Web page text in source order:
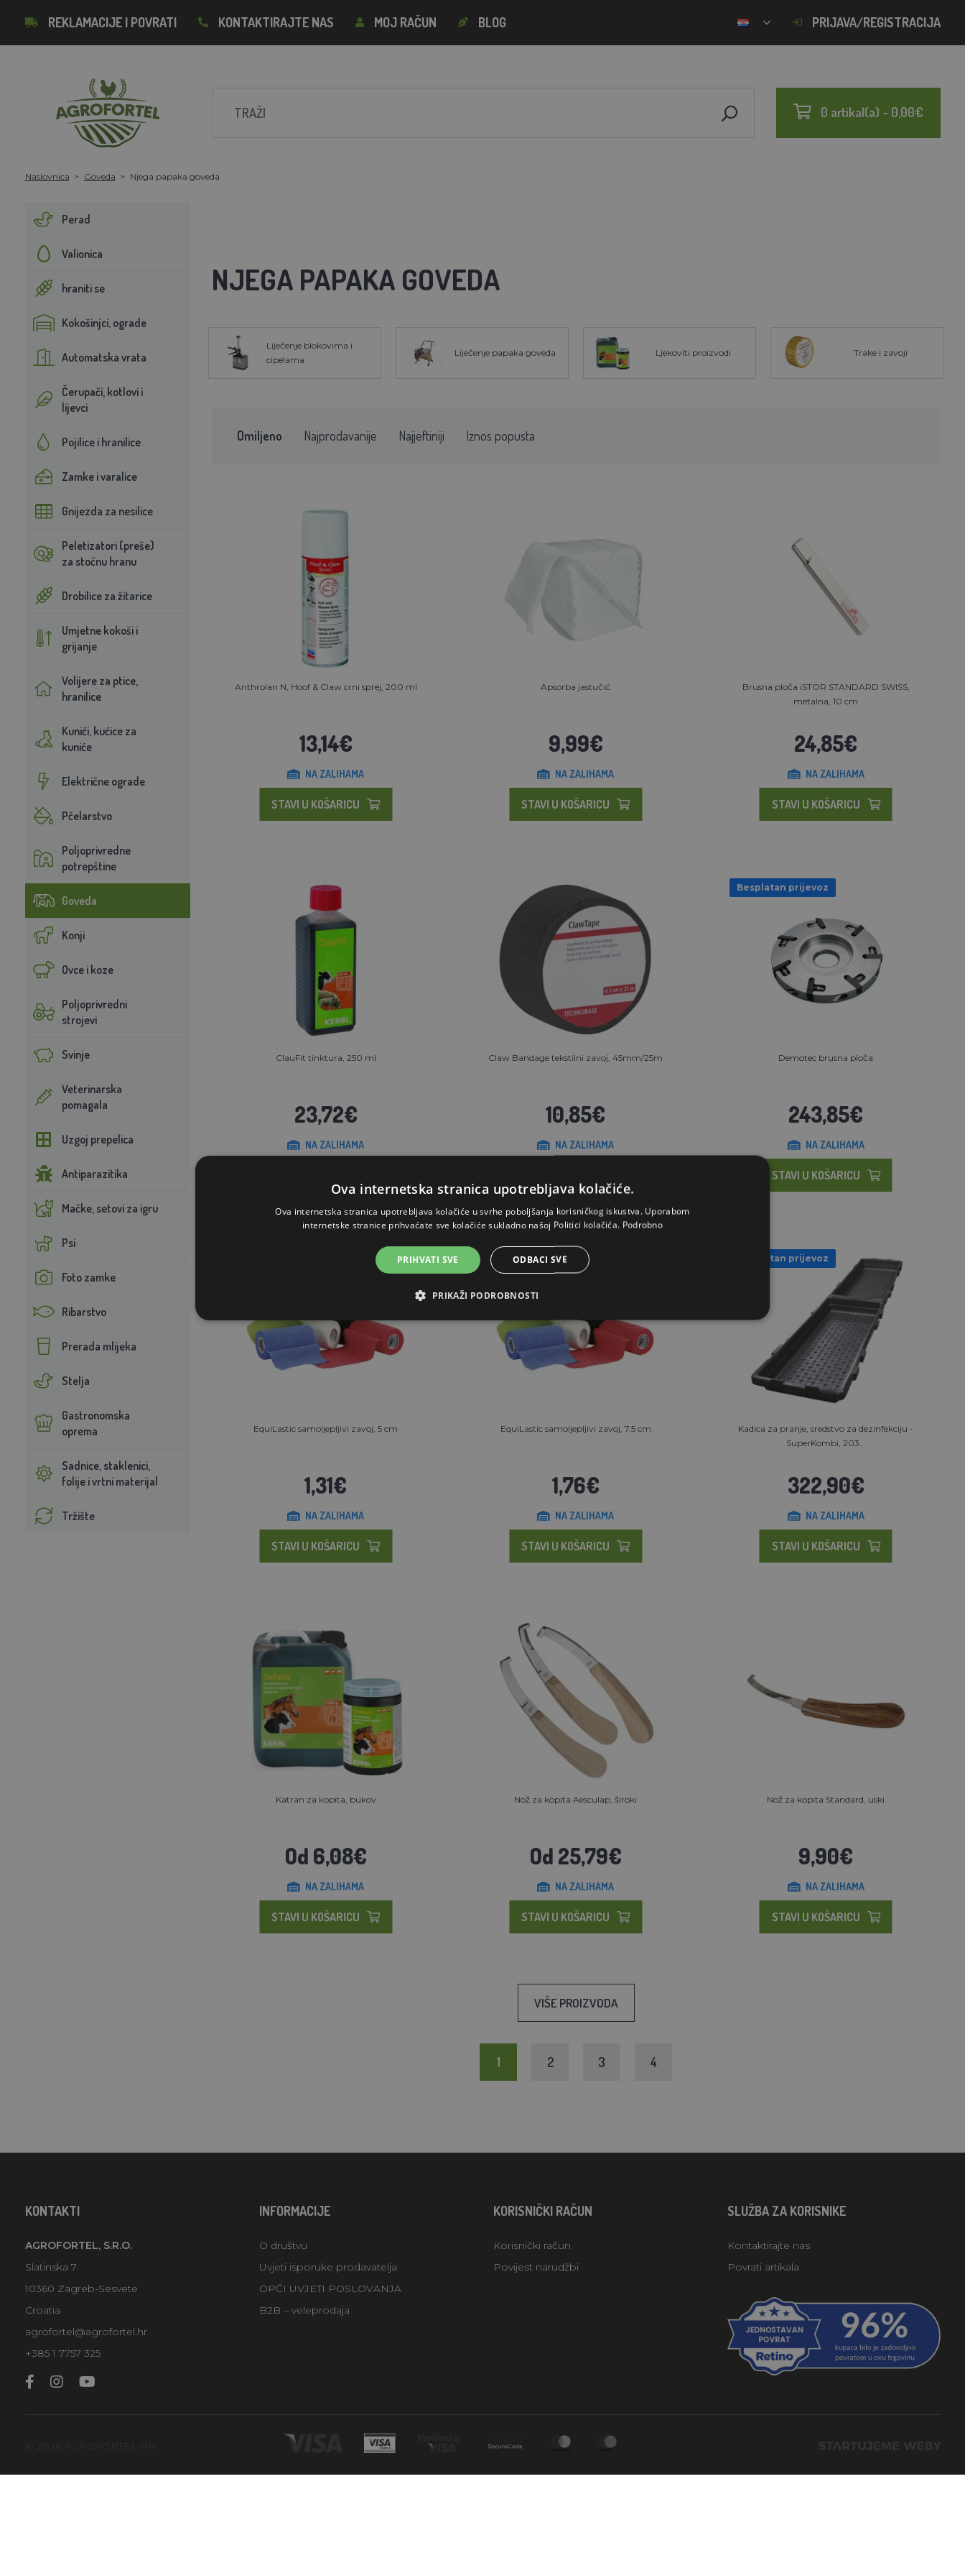
REKLAMACIJE I POVRATI KONTAKTIRAJTE NAS MOJ RAČUN BLOG PRIJAVA/REGISTRACIJA
0 artikal(a) - 0,00€
Naslovnica Goveda Njega papaka goveda
Perad
Valionica
hraniti se
Kokošinjci, ograde
Automatska vrata
Čerupači, kotlovi i
lijevci
Pojilice i hranilice
Zamke i varalice
Gnijezda za nesilice
Peletizatori (preše)
za stočnu hranu
Drobilice za žitarice
Umjetne kokoši i
grijanje
Volijere za ptice,
hranilice
Kunići, kućice za
kuniće
Električne ograde
Pčelarstvo
Poljoprivredne
potrepštine
Goveda
Konji
Ovce i koze
Poljoprivredni
strojevi
Svinje
Veterinarska
pomagala
Uzgoj prepelica
Antiparazitika
Mačke, setovi za igru
Psi
Foto zamke
Ribarstvo
Prerada mlijeka
Stelja
Gastronomska
oprema
Sadnice, staklenici,
folije i vrtni materijal
Tržište
NJEGA PAPAKA GOVEDA
Liječenje blokovima i
cipelama
Liječenje papaka goveda Ljekoviti proizvodi Trake i zavoji
Omiljeno Najprodavanije Najjeftiniji Iznos popusta
Anthrolan N, Hoof & Claw crni sprej, 200 ml
13,14€
NA ZALIHAMA
STAVI U KOŠARICU
Apsorba jastučić
9,99€
NA ZALIHAMA
STAVI U KOŠARICU
Brusna ploča iSTOR STANDARD SWISS,
metalna, 10 cm
24,85€
NA ZALIHAMA
STAVI U KOŠARICU
ClauFit tinktura, 250 ml
23,72€
NA ZALIHAMA
Claw Bandage tekstilni zavoj, 45mm/25m
10,85€
NA ZALIHAMA
Besplatan prijevoz
Demotec brusna ploča
243,85€
NA ZALIHAMA
STAVI U KOŠARICU
EquiLastic samoljepljivi zavoj, 5 cm
1,31€
NA ZALIHAMA
STAVI U KOŠARICU
EquiLastic samoljepljivi zavoj, 7,5 cm
1,76€
NA ZALIHAMA
STAVI U KOŠARICU
Besplatan prijevoz
Kadica za pranje, sredstvo za dezinfekciju -
SuperKombi, 203...
322,90€
NA ZALIHAMA
STAVI U KOŠARICU
Katran za kopita, bukov
Od 6,08€
NA ZALIHAMA
STAVI U KOŠARICU
Nož za kopita Aesculap, široki
Od 25,79€
NA ZALIHAMA
STAVI U KOŠARICU
Nož za kopita Standard, uski
9,90€
NA ZALIHAMA
STAVI U KOŠARICU
VIŠE PROIZVODA
1 2 3 4
KONTAKTI
AGROFORTEL, S.R.O.
Slatinska 7
10360 Zagreb-Sesvete
Croatia
agrofortel@agrofortel.hr
+385 1 7757 325
INFORMACIJE
O društvu
Uvjeti isporuke prodavatelja
OPĆI UVJETI POSLOVANJA
B2B – veleprodaja
KORISNIČKI RAČUN
Korisnički račun
Povijest narudžbi
SLUŽBA ZA KORISNIKE
Kontaktirajte nas
Povrati artikala
Ova internetska stranica upotrebljava kolačiće.
Ova internetska stranica upotrebljava kolačiće u svrhe poboljšanja korisničkog iskustva. Uporabom
internetske stranice prihvaćate sve kolačiće sukladno našoj Politici kolačića. Podrobno
PRIHVATI SVE ODBACI SVE
PRIKAŽI PODROBNOSTI